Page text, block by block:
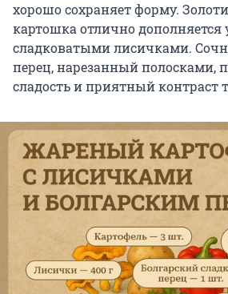
хорошо сохраняет форму.
картошка отлично дополняется
сладковатыми лисичками.
перец, нарезанный полосками,
сладость и приятный контраст